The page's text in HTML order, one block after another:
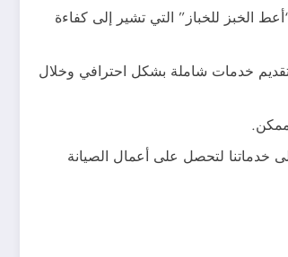
الخبز للخباز” التي تشير إلى كفاءة
تقديم خدمات شاملة بشكل احترافي وخلال
خدماتنا لتحصل على أعمال الصيانة